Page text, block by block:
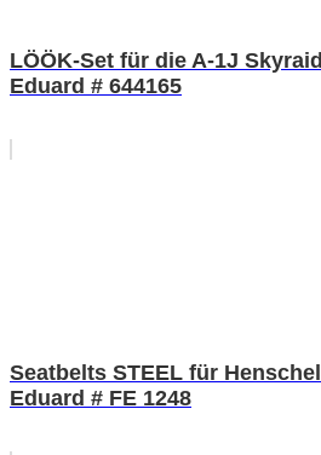
LÖÖK-Set für die A-1J
Eduard # 644165
Seatbelts STEEL für
Eduard # FE 1248